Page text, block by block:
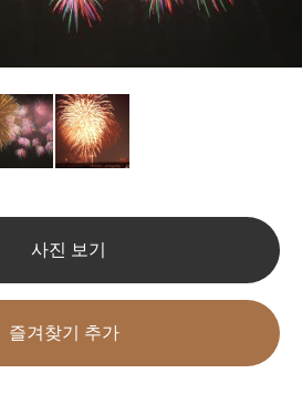
사진 보기
즐겨찾기 추가